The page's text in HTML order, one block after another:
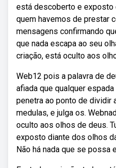
está descoberto e exposto
quem havemos de prestar
mensagens confirmando
que nada escapa ao seu
criação, está oculto aos
Web12 pois a palavra de
afiada que qualquer
penetra ao ponto de dividir
medulas, e julga os.
oculto aos olhos de deus.
exposto diante dos olhos
Não há nada que se possa